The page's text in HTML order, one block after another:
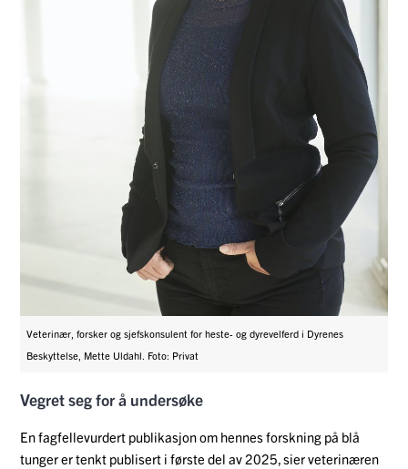
Veterinær, forsker og sjefskonsulent for heste- og dyrevelferd i Dyrenes
Beskyttelse, Mette Uldahl. Foto: Privat
Vegret seg for å undersøke
En fagfellevurdert publikasjon om hennes forskning på blå
tunger er tenkt publisert i første del av 2025, sier veterinæren